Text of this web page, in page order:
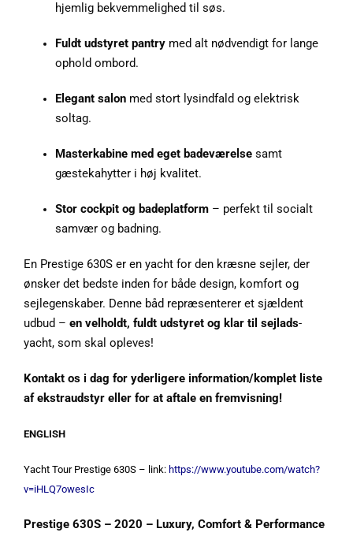
hjemlig bekvemmelighed til søs.
Fuldt udstyret pantry med alt nødvendigt for lange
ophold ombord.
Elegant salon med stort lysindfald og elektrisk
soltag.
Masterkabine med eget badeværelse samt
gæstekahytter i høj kvalitet.
Stor cockpit og badeplatform – perfekt til socialt
samvær og badning.
En Prestige 630S er en yacht for den kræsne sejler, der
ønsker det bedste inden for både design, komfort og
sejlegenskaber. Denne båd repræsenterer et sjældent
udbud – en velholdt, fuldt udstyret og klar til sejlads-
yacht, som skal opleves!
Kontakt os i dag for yderligere information/komplet liste
af ekstraudstyr eller for at aftale en fremvisning!
ENGLISH
Yacht Tour Prestige 630S – link: https://www.youtube.com/watch?
v=iHLQ7owesIc
Prestige 630S – 2020 – Luxury, Comfort & Performance